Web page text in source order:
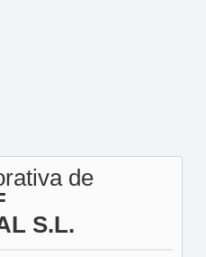
de
S.L.